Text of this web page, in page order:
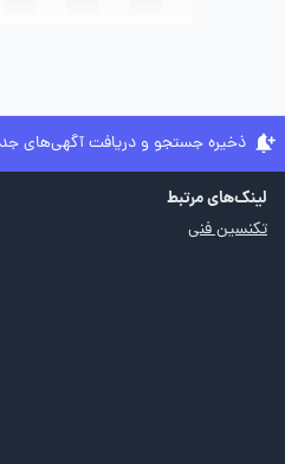
ذخیره جستجو و دریافت آگهی‌های
لینک‌های مرتبط
تکنسین فنی